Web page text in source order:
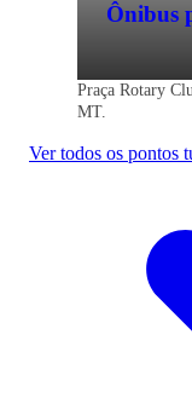
Ônibus
Praça Rotary
MT.
Ver todos os pontos